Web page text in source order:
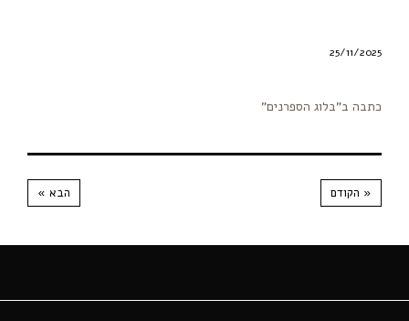
25/11/2025
כתבה ב”בלוג הספרנים”
« הקודם הבא »